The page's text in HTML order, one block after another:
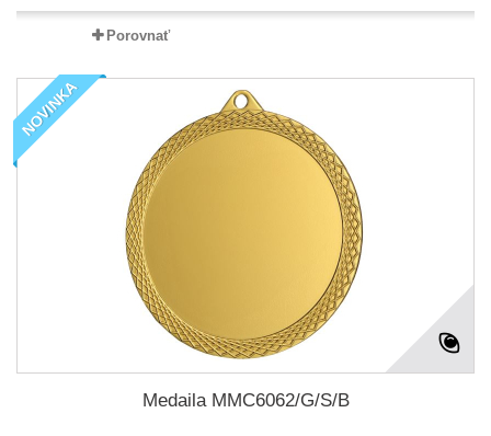
Porovnať
NOVINKA
Medaila MMC6062/G/S/B